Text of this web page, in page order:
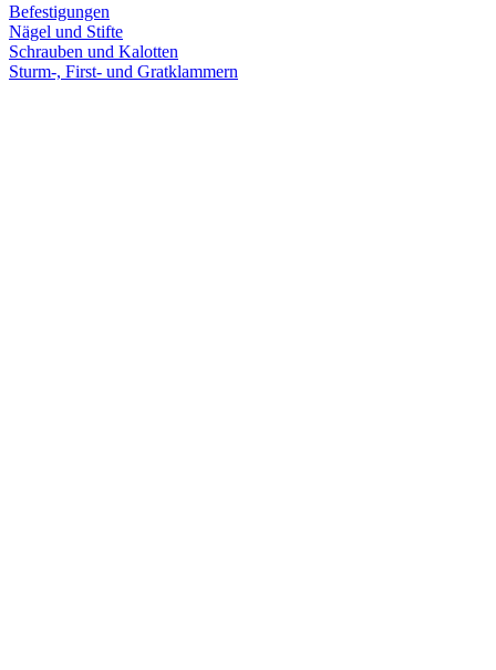
Befestigungen
Nägel und Stifte
Schrauben und Kalotten
Sturm-, First- und Gratklammern